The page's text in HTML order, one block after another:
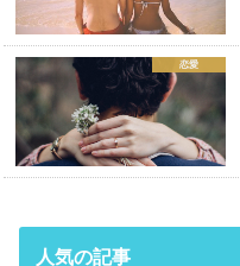
恋愛
人気の記事